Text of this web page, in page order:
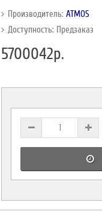
Производитель:ATMOS
Доступность: Предзаказ
5700042р.